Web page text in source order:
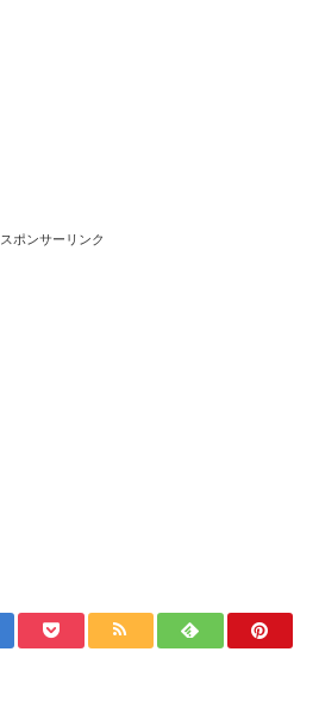
スポンサーリンク